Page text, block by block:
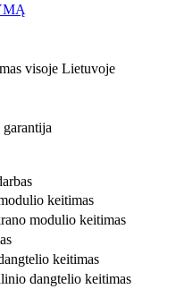
visoje Lietuvoje
keitimas
modulio keitimas
keitimas
dangtelio keitimas